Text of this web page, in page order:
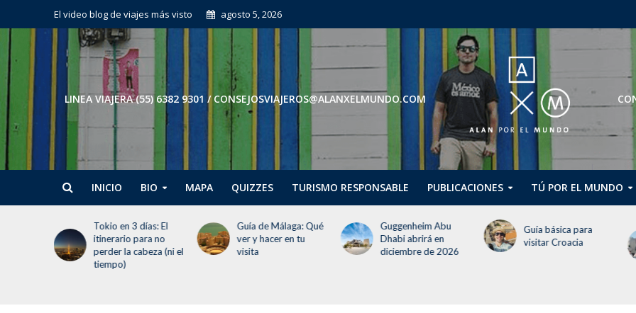
El video blog de viajes más visto agosto 5, 2026
LINEA VIAJERA (55) 6382 9301 / CONSEJOSVIAJEROS@ALANXELMUNDO.COM
INICIO BIO MAPA QUIZZES TURISMO RESPONSABLE PUBLICACIONES TÚ POR EL MUNDO
Tokio en 3 días: El
itinerario para no
perder la cabeza (ni el
tiempo)
Guía de Málaga: Qué
ver y hacer en tu
visita
Guggenheim Abu
Dhabi abrirá en
diciembre de 2026
Guía básica para
visitar Croacia